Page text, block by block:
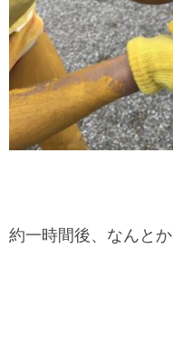
約一時間後、なんと